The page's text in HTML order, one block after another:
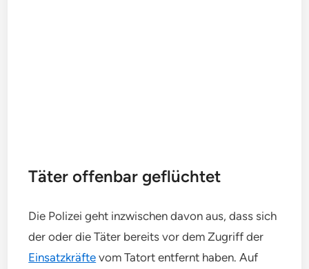
Täter offenbar geflüchtet
Die Polizei geht inzwischen davon aus, dass sich
der oder die Täter bereits vor dem Zugriff der
Einsatzkräfte vom Tatort entfernt haben. Auf